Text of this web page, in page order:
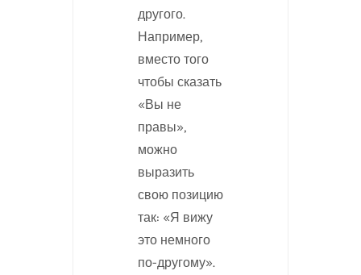
другого.
Например,
вместо того
чтобы сказать
«Вы не
правы»,
можно
выразить
свою позицию
так: «Я вижу
это немного
по-другому».